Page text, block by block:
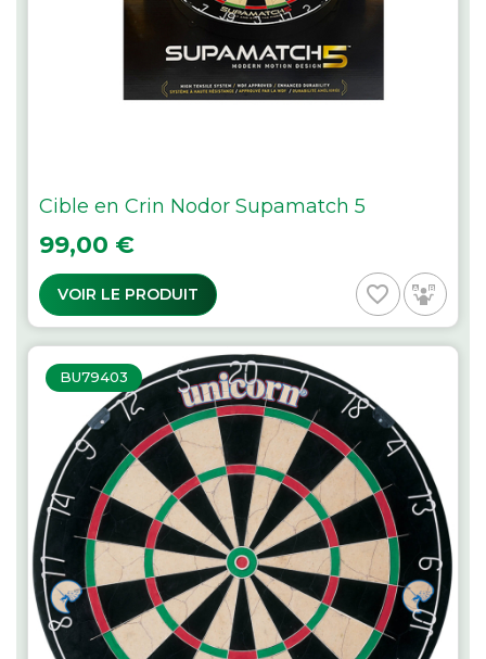
Cible en Crin Nodor Supamatch 5
Prix
99,00 €
VOIR LE PRODUIT favorite_border
BU79403